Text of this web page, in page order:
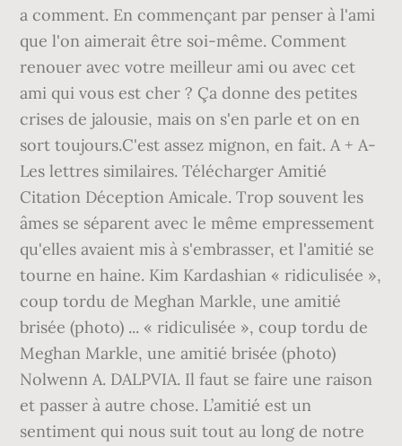
a comment. En commençant par penser à l'ami
que l'on aimerait être soi-même. Comment
renouer avec votre meilleur ami ou avec cet
ami qui vous est cher ? Ça donne des petites
crises de jalousie, mais on s'en parle et on en
sort toujours.C'est assez mignon, en fait. A + A-
Les lettres similaires. Télécharger Amitié
Citation Déception Amicale. Trop souvent les
âmes se séparent avec le même empressement
qu'elles avaient mis à s'embrasser, et l'amitié se
tourne en haine. Kim Kardashian « ridiculisée »,
coup tordu de Meghan Markle, une amitié
brisée (photo) ... « ridiculisée », coup tordu de
Meghan Markle, une amitié brisée (photo)
Nolwenn A. DALPVIA. Il faut se faire une raison
et passer à autre chose. L’amitié est un
sentiment qui nous suit tout au long de notre